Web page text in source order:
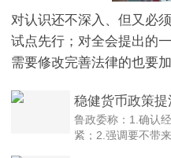
对认识还不深入、但又必
试点先行；对全会提出的
需要修改完善法律的也要
稳健货币政策
鲁政委称：1.确认
紧；2.强调要不带